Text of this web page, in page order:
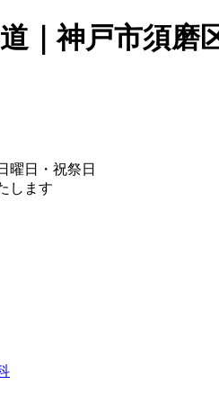
｜神戸市須磨
曜日・祝祭日
します